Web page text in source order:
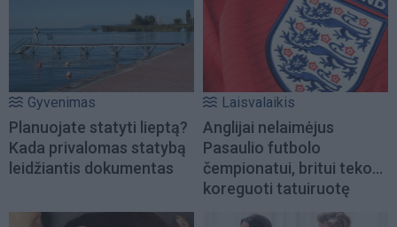
Gyvenimas
Planuojate statyti lieptą?
Kada privalomas statybą
leidžiantis dokumentas
Laisvalaikis
Anglijai nelaimėjus
Pasaulio futbolo
čempionatui, britui teko...
koreguoti tatuiruotę